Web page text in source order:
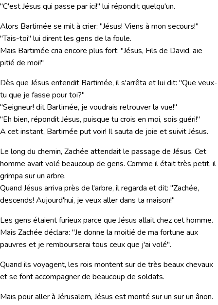
"C'est Jésus qui passe par ici!" lui répondit quelqu'un.
Alors Bartimée se mit à crier: "Jésus! Viens à mon secours!"
"Tais-toi" lui dirent les gens de la foule.
Mais Bartimée cria encore plus fort: "Jésus, Fils de David, aie
pitié de moi!"
Dès que Jésus entendit Bartimée, il s'arrêta et lui dit: "Que veux-
tu que je fasse pour toi?"
"Seigneur! dit Bartimée, je voudrais retrouver la vue!"
"Eh bien, répondit Jésus, puisque tu crois en moi, sois guéri!"
A cet instant, Bartimée put voir! Il sauta de joie et suivit Jésus.
Le long du chemin, Zachée attendait le passage de Jésus. Cet
homme avait volé beaucoup de gens. Comme il était très petit, il
grimpa sur un arbre.
Quand Jésus arriva près de l'arbre, il regarda et dit: "Zachée,
descends! Aujourd'hui, je veux aller dans ta maison!"
Les gens étaient furieux parce que Jésus allait chez cet homme.
Mais Zachée déclara: "Je donne la moitié de ma fortune aux
pauvres et je rembourserai tous ceux que j'ai volé".
Quand ils voyagent, les rois montent sur de très beaux chevaux
et se font accompagner de beaucoup de soldats.
Mais pour aller à Jérusalem, Jésus est monté sur un sur un ânon.